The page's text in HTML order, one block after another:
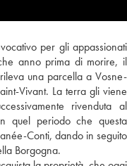
per gli appassionati
anno prima di morire, il
una parcella a Vosne-
Vivant. La terra gli viene
rivenduta al
quel periodo che questa
Conti, dando in seguito
Borgogna.